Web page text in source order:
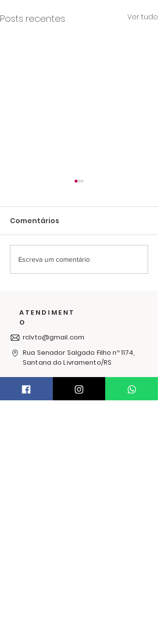
Posts recentes Ver tudo
Últimos dias para
ajudar na campanha
Comentários
Escreva um comentário
ATENDIMENT
O
rclvto@gmail.com
Rua Senador Salgado Filho nº 1174,
Santana do Livramento/RS
PRECISA DE AJUDA?